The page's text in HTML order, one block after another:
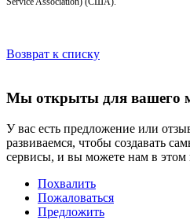
Возврат к списку
Мы открыты для вашего
У вас есть предложение или
развиваемся, чтобы создавать
сервисы, и вы можете нам в этом
Похвалить
Пожаловаться
Предложить